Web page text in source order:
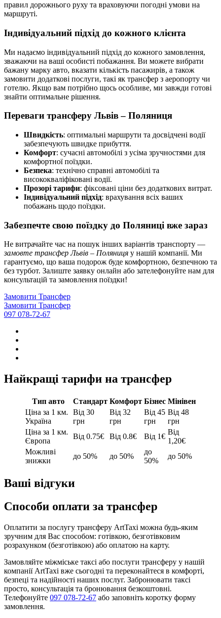
правил дорожнього руху та враховуючи погодні умови на
маршруті.
Індивідуальний підхід до кожного клієнта
Ми надаємо індивідуальний підхід до кожного замовлення,
зважаючи на ваші особисті побажання. Ви можете вибрати
бажану марку авто, вказати кількість пасажирів, а також
замовити додаткові послуги, такі як трансфер з аеропорту чи
готелю. Якщо вам потрібно щось особливе, ми завжди готові
знайти оптимальне рішення.
Переваги трансферу Львів – Поляниця
Швидкість: оптимальні маршрути та досвідчені водії
забезпечують швидке прибуття.
Комфорт: сучасні автомобілі з усіма зручностями для
комфортної поїздки.
Безпека: технічно справні автомобілі та
висококваліфіковані водії.
Прозорі тарифи: фіксовані ціни без додаткових витрат.
Індивідуальний підхід: врахування всіх ваших
побажань щодо поїздки.
Забезпечте свою поїздку до Поляниці вже зараз
Не витрачайте час на пошук інших варіантів транспорту —
замовте трансфер Львів – Поляниця у нашій компанії. Ми
гарантуємо, що ваша подорож буде комфортною, безпечною та
без турбот. Залиште заявку онлайн або зателефонуйте нам для
консультацій та замовлення поїздки!
Замовити Трансфер
Замовити Трансфер
097 078-72-67
Найкращі тарифи на трансфер
Тип авто Стандарт Комфорт Бізнес Мінівен
Ціна за 1 км.
Україна
Від 30
грн
Від 32
грн
Від 45
грн
Від 48
грн
Ціна за 1 км.
Європа
Від 0.75€ Від 0.8€ Від 1€
Від
1,20€
Можливі
знижки
до 50% до 50%
до
50%
до 50%
Ваші відгуки
Способи оплати за трансфер
Оплатити за послугу трансферу ArtTaxi можна будь-яким
зручним для Вас способом: готівкою, безготівковим
розрахунком (безготівкою) або оплатою на карту.
Замовляйте міжміське таксі або послуги трансферу у нашій
компанії ArtTaxi вже сьогодні та переконайтеся в комфорті,
безпеці та надійності наших послуг. Забронювати таксі
просто, консультація та бронювання безкоштовні.
Телефонуйте 097 078-72-67 або заповніть коротку форму
замовлення.